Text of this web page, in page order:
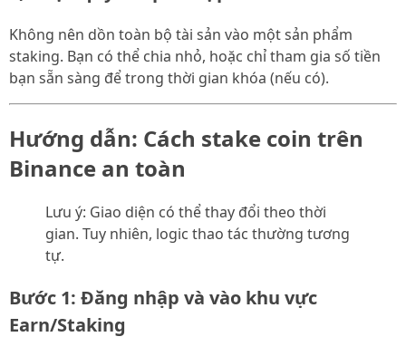
Không nên dồn toàn bộ tài sản vào một sản phẩm
staking. Bạn có thể chia nhỏ, hoặc chỉ tham gia số tiền
bạn sẵn sàng để trong thời gian khóa (nếu có).
Hướng dẫn: Cách stake coin trên
Binance an toàn
Lưu ý: Giao diện có thể thay đổi theo thời
gian. Tuy nhiên, logic thao tác thường tương
tự.
Bước 1: Đăng nhập và vào khu vực
Earn/Staking